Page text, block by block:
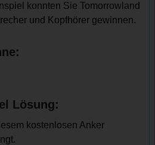
konnten Sie Tomorrowland
und Kopfhörer gewinnen.
Lösung:
kostenlosen Anker